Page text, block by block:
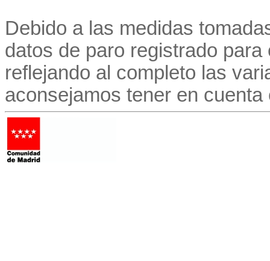
Debido a las medidas
datos de paro registrado
reflejando al completo las
aconsejamos tener en